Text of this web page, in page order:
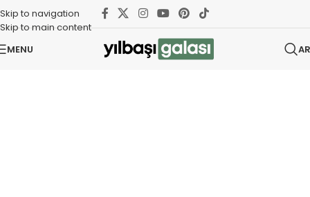
Skip to navigation
Skip to main content
MENU